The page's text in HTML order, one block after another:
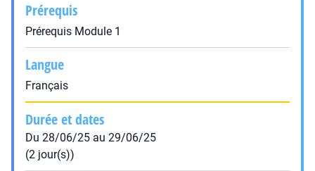
Prérequis
Prérequis Module 1
Langue
Français
Durée et dates
Du 28/06/25 au 29/06/25
(2 jour(s))